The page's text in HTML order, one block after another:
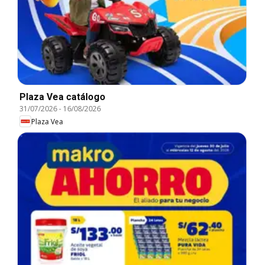
Plaza Vea catálogo
31/07/2026- 16/08/2026
Plaza Vea